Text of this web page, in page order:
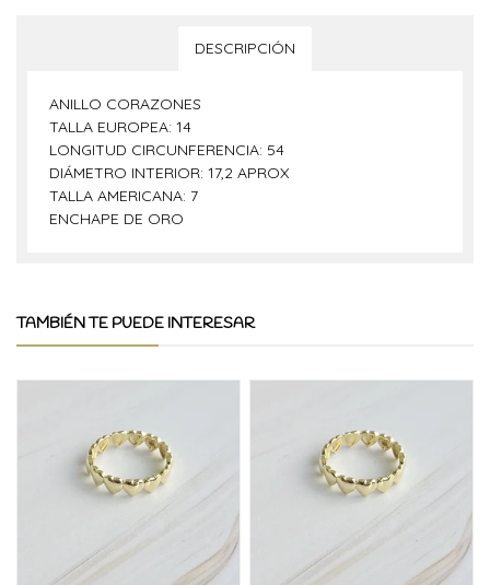
DESCRIPCIÓN
ANILLO CORAZONES
TALLA EUROPEA: 14
LONGITUD CIRCUNFERENCIA: 54
DIÁMETRO INTERIOR: 17,2 APROX
TALLA AMERICANA: 7
ENCHAPE DE ORO
TAMBIÉN TE PUEDE INTERESAR